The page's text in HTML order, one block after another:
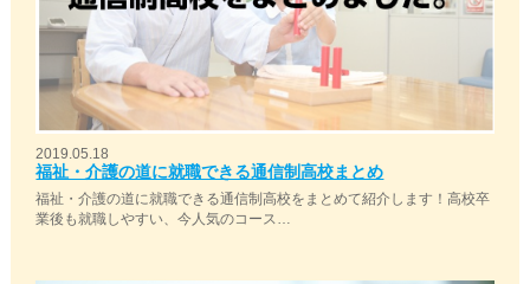
2019.05.18
福祉・介護の道に就職できる通信制高校まとめ
福祉・介護の道に就職できる通信制高校をまとめて紹介します！高校卒
業後も就職しやすい、今人気のコース…